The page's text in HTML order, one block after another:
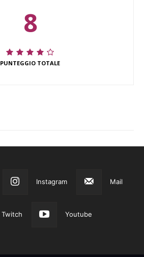
8
PUNTEGGIO TOTALE
Instagram Mail
Twitch Youtube